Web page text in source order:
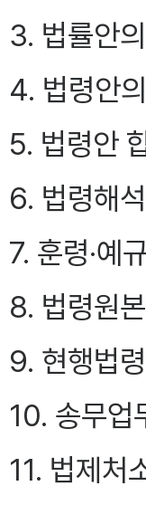
3. 법률안
4. 법령안
5. 법령안
6. 법령해
7. 훈령·예
8. 법령원
9. 현행법
10. 송무업
11. 법제처